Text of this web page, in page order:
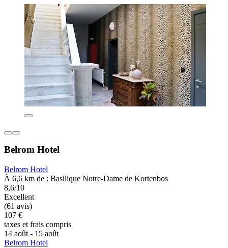
Belrom Hotel
Belrom Hotel
À 6,6 km de : Basilique Notre-Dame de Kortenbos
8,6/10
Excellent
(61 avis)
107 €
taxes et frais compris
14 août - 15 août
Belrom Hotel